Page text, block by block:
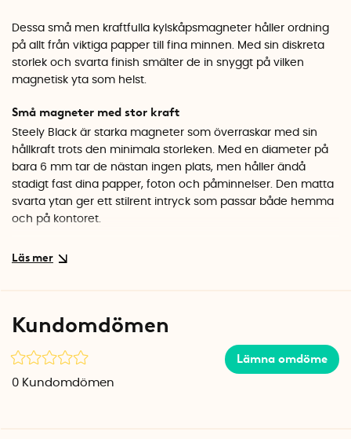
Dessa små men kraftfulla kylskåpsmagneter håller ordning
på allt från viktiga papper till fina minnen. Med sin diskreta
storlek och svarta finish smälter de in snyggt på vilken
magnetisk yta som helst.
Små magneter med stor kraft
Steely Black är starka magneter som överraskar med sin
hållkraft trots den minimala storleken. Med en diameter på
bara 6 mm tar de nästan ingen plats, men håller ändå
stadigt fast dina papper, foton och påminnelser. Den matta
svarta ytan ger ett stilrent intryck som passar både hemma
och på kontoret.
Praktiskt 10-pack
whiteboardtavlan. Tack vare sin neutrala färg fungerar de
fokus.
Specifikationer
Kundomdömen
Lämna omdöme
0 Kundomdömen